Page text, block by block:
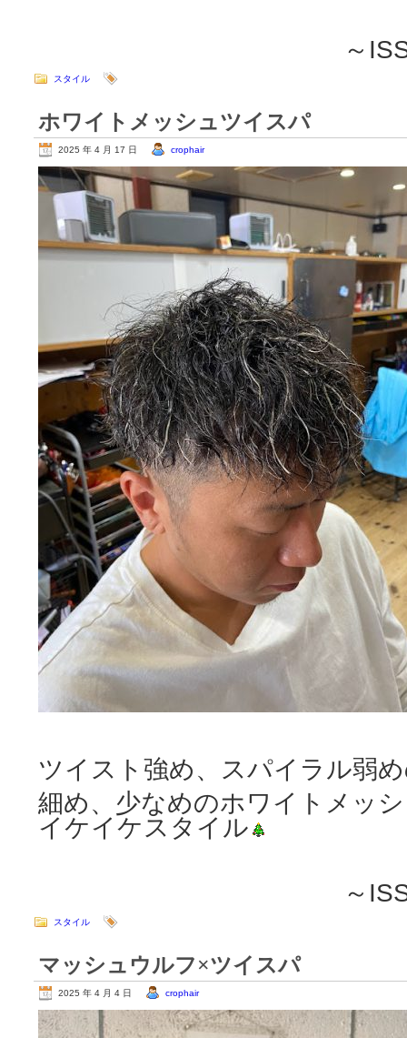
～ISSEI
スタイル
ホワイトメッシュツイスパ
2025 年 4 月 17 日 crophair
ツイスト強め、スパイラル弱
細め、少なめのホワイトメッ
イケイケスタイル
～ISSEI
スタイル
マッシュウルフ×ツイスパ
2025 年 4 月 4 日 crophair